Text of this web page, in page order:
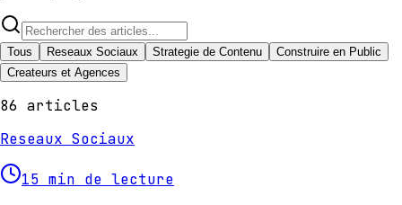
Tous Reseaux Sociaux Strategie de Contenu
Construire en Public
Createurs et Agences
86 articles
Reseaux Sociaux
15 min de lecture